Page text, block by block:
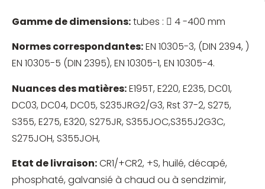
Gamme de dimensions:tubes :  4 -400 mm
Normes correspondantes:EN 10305-3, (DIN 2394, )
EN 10305-5 (DIN 2395), EN 10305-1, EN 10305-4.
Nuances des matières:E195T, E220, E235, DC01,
DC03, DC04, DC05, S235JRG2/G3, Rst 37-2, S275,
S355, E275, E320, S275JR, S355JOC,S355J2G3C,
S275JOH, S355JOH,
Etat de livraison:CR1/+CR2, +S, huilé, décapé,
phosphaté, galvansié à chaud ou à sendzimir,